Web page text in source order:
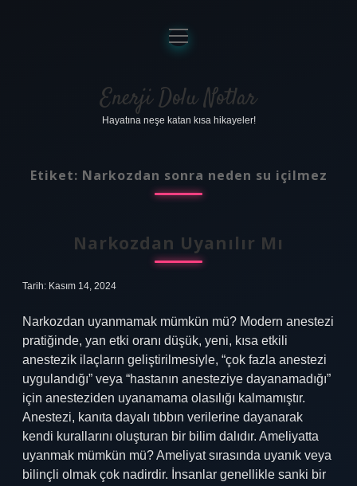
Anasayfa
Gizlilik Politikası
Yasal Uyarı
menüyü
aç
Enerji Dolu Notlar
Hayatına neşe katan kısa hikayeler!
Etiket: Narkozdan sonra neden su içilmez
Narkozdan Uyanılır Mı
Tarih: Kasım 14, 2024
Narkozdan uyanmamak mümkün mü? Modern anestezi
pratiğinde, yan etki oranı düşük, yeni, kısa etkili
anestezik ilaçların geliştirilmesiyle, “çok fazla anestezi
uygulandığı” veya “hastanın anesteziye dayanamadığı”
için anesteziden uyanamama olasılığı kalmamıştır.
Anestezi, kanıta dayalı tıbbın verilerine dayanarak
kendi kurallarını oluşturan bir bilim dalıdır. Ameliyatta
uyanmak mümkün mü? Ameliyat sırasında uyanık veya
bilinçli olmak çok nadirdir. İnsanlar genellikle sanki bir